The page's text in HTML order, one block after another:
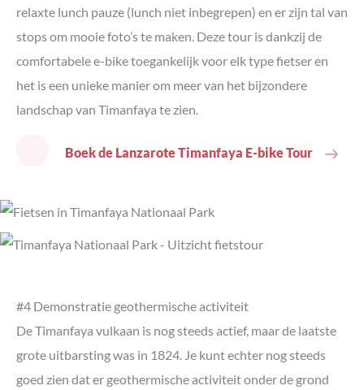
relaxte lunch pauze (lunch niet inbegrepen) en er zijn tal van
stops om mooie foto’s te maken. Deze tour is dankzij de
comfortabele e-bike toegankelijk voor elk type fietser en
het is een unieke manier om meer van het bijzondere
landschap van Timanfaya te zien.
Boek de Lanzarote Timanfaya E-bike Tour
#4 Demonstratie geothermische activiteit
De Timanfaya vulkaan is nog steeds actief, maar de laatste
grote uitbarsting was in 1824. Je kunt echter nog steeds
goed zien dat er geothermische activiteit onder de grond